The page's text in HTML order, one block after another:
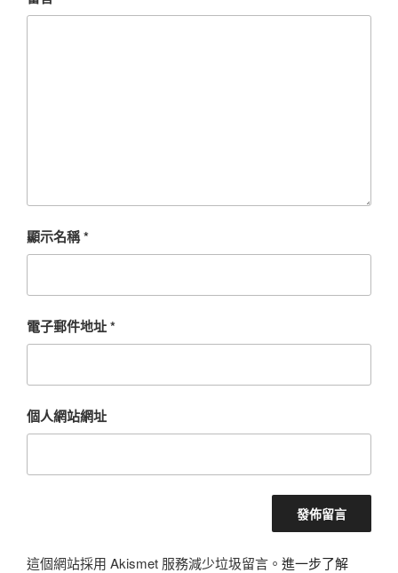
顯示名稱*
電子郵件地址*
個人網站網址
這個網站採用 Akismet 服務減少垃圾留言。 進一步了解